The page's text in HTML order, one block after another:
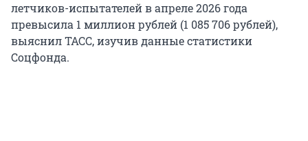
летчиков-испытателей в апреле 2026 года
превысила 1 миллион рублей (1 085 706 рублей),
выяснил ТАСС, изучив данные статистики
Соцфонда.